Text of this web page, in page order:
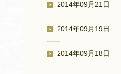
2014年09月21日
2014年09月19日
2014年09月18日